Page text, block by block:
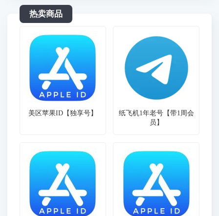
热卖商品
美区苹果ID【独享号】
纸飞机1年老号【带1周会
员】